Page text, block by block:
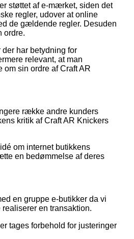
støttet af e-mærket, siden det
regler, udover at online
de gældende regler. Desuden
ordre.
har betydning for
relevant, at man
sin ordre af Craft AR
række andre kunders
kritik af Craft AR Knickers
om internet butikkens
en bedømmelse af deres
en gruppe e-butikker da vi
en transaktion.
tages forbehold for justeringer